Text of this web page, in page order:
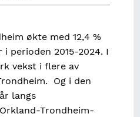
økte med 12,4 %
i perioden 2015-2024. I
vekst i flere av
Og i den
langs
Trondheim-